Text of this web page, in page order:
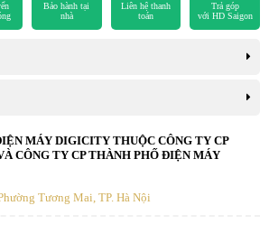
Bảo hành tại
nhà
Liên hệ thanh
toán
Trả góp
với HD Saigon
MÁY DIGICITY THUỘC CÔNG TY CP
CÔNG TY CP THÀNH PHỐ ĐIỆN MÁY
Tương Mai, TP. Hà Nội